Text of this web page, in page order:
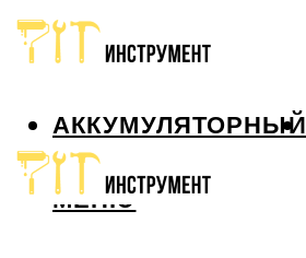
АККУМУЛЯТОРНЫЙ
МЕНЮ